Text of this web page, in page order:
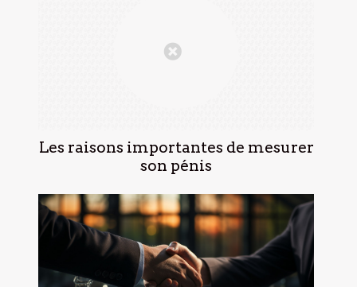
Les raisons importantes de mesurer
son pénis